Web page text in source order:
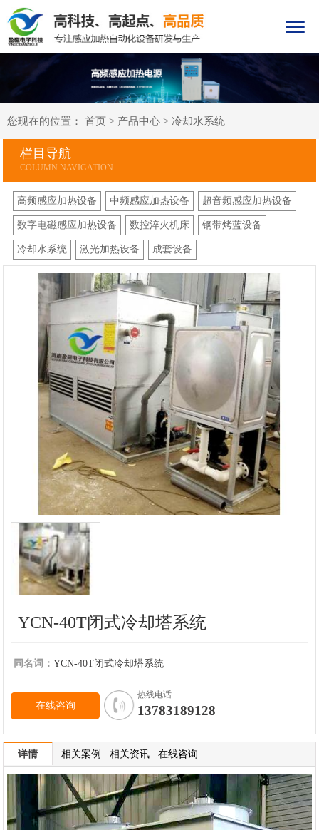
您现在的位置： 首页 > 产品中心 > 冷却水系统
栏目导航
高频感应加热设备 中频感应加热设备 超音频感应加热设备
数字电磁感应加热设备 数控淬火机床 钢带烤蓝设备
冷却水系统 激光加热设备 成套设备
YCN-40T闭式冷却塔系统
同名词：YCN-40T闭式冷却塔系统
在线咨询
热线电话
13783189128
详情 相关案例 相关资讯 在线咨询